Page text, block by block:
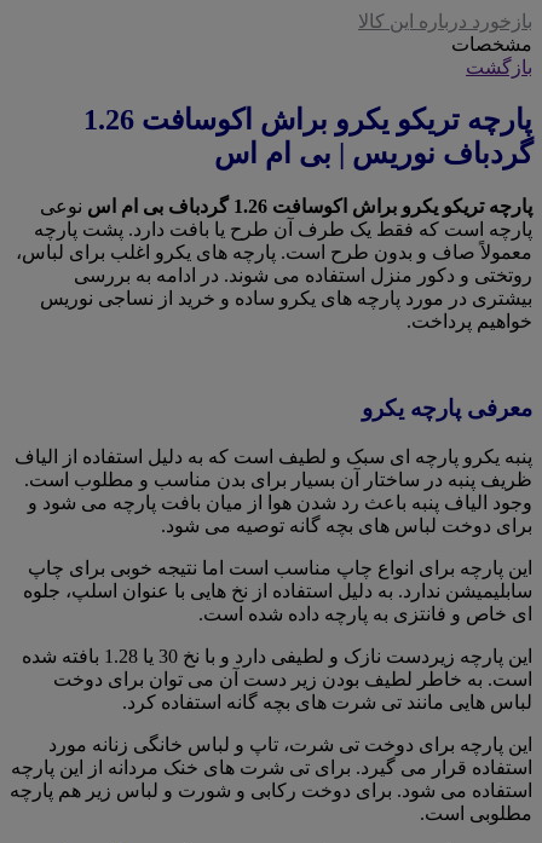
بازخورد درباره این کالا
مشخصات
بازگشت
پارچه تریکو یکرو براش اکوسافت 1.26
گردباف نوریس | بی ام اس
پارچه تریکو یکرو براش اکوسافت 1.26 گردباف بی ام اس
نوعی
پارچه است که فقط یک طرف آن طرح یا بافت دارد. پشت پارچه
معمولاً صاف و بدون طرح است. پارچه های یکرو اغلب برای لباس،
روتختی و دکور منزل استفاده می شوند. در ادامه به بررسی
بیشتری در مورد پارچه های یکرو ساده و خرید از نساجی نوریس
خواهیم پرداخت.
معرفی پارچه یکرو
پنبه یکرو پارچه ای سبک و لطیف است که به دلیل استفاده از الیاف
ظریف پنبه در ساختار آن بسیار برای بدن مناسب و مطلوب است.
وجود الیاف پنبه باعث رد شدن هوا از میان بافت پارچه می شود و
برای دوخت لباس های بچه گانه توصیه می شود.
این پارچه برای انواع چاپ مناسب است اما نتیجه خوبی برای چاپ
سابلیمیشن ندارد. به دلیل استفاده از نخ هایی با عنوان اسلپ، جلوه
ای خاص و فانتزی به پارچه داده شده است.
این پارچه زیردست نازک و لطیفی دارد و با نخ 30 یا 1.28 بافته شده
است. به خاطر لطیف بودن زیر دست آن می توان برای دوخت
لباس هایی مانند تی شرت های بچه گانه استفاده کرد.
این پارچه برای دوخت تی شرت، تاپ و لباس خانگی زنانه مورد
استفاده قرار می گیرد. برای تی شرت های خنک مردانه از این پارچه
استفاده می شود. برای دوخت رکابی و شورت و لباس زیر هم پارچه
مطلوبی است.